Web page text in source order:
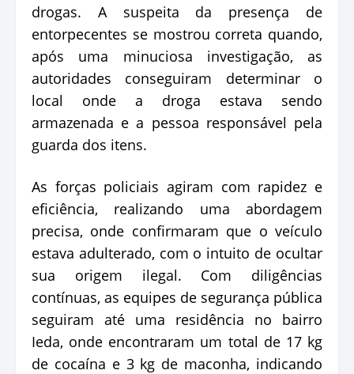
drogas. A suspeita da presença de
entorpecentes se mostrou correta quando,
após uma minuciosa investigação, as
autoridades conseguiram determinar o
local onde a droga estava sendo
armazenada e a pessoa responsável pela
guarda dos itens.
As forças policiais agiram com rapidez e
eficiência, realizando uma abordagem
precisa, onde confirmaram que o veículo
estava adulterado, com o intuito de ocultar
sua origem ilegal. Com diligências
contínuas, as equipes de segurança pública
seguiram até uma residência no bairro
Ieda, onde encontraram um total de 17 kg
de cocaína e 3 kg de maconha, indicando